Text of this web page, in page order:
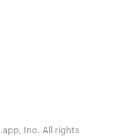
Inc. All rights